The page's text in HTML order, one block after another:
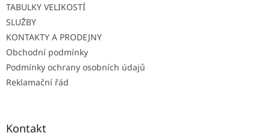
TABULKY VELIKOSTÍ
SLUŽBY
KONTAKTY A PRODEJNY
Obchodní podmínky
Podmínky ochrany osobních údajů
Reklamační řád
Kontakt